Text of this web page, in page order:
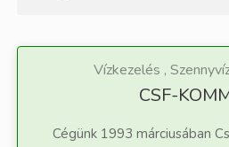
Vízkezelés ,
CSF-
Cégünk 1993 márciusában